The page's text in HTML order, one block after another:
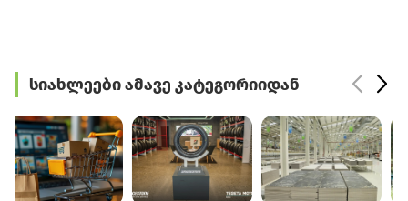
სიახლეები ამავე კატეგორიიდან